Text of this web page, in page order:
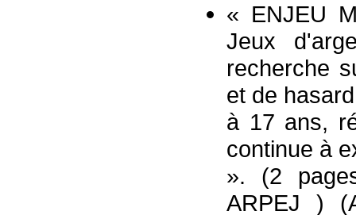
« ENJEU
Jeux
recherche
et de
à 17 ans,
continue à
». (2
ARPEJ )